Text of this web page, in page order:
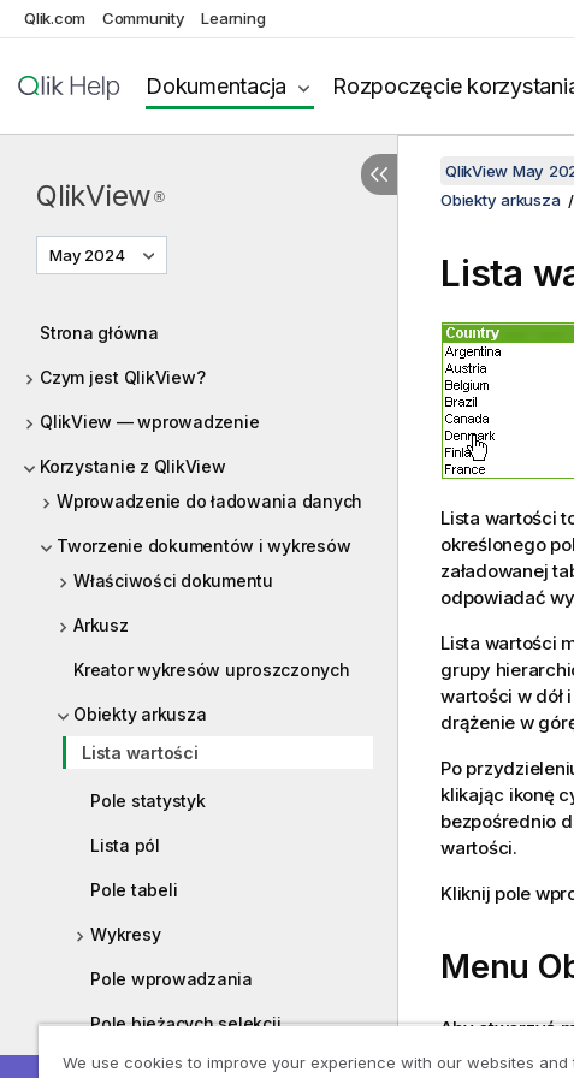
Qlik.com Community Learning
Dokumentacja Rozpoczęcie
QlikView ®
May 2024
Strona główna
Czym jest QlikView?
QlikView — wprowadzenie
Korzystanie z QlikView
Wprowadzenie do ładowania danych
Tworzenie dokumentów i wykresów
Właściwości dokumentu
Arkusz
Kreator wykresów uproszczonych
Obiekty arkusza
Lista wartości
Pole statystyk
Lista pól
Pole tabeli
Wykresy
Pole wprowadzania
Pole bieżących selekcji
Przycisk
QlikView May
Obiekty arkusza
Lista
Lista wartości
określonego
załadowanej
odpowiadać
Lista wartości
grupy
wartości w dół
drążenie w
Po
klikając ikonę
bezpośrednio
wartości.
Kliknij pole
Menu
Aby otworzyć
zawiera
We use cookies to improve your experience with our websites and